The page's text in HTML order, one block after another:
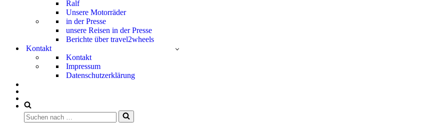
Ralf
Unsere Motorräder
in der Presse
unsere Reisen in der Presse
Berichte über travel2wheels
Kontakt
Kontakt
Impressum
Datenschutzerklärung
Suchen
nach …